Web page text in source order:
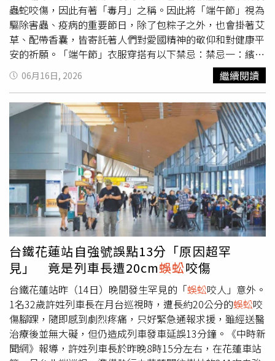
除以四，但我更期待六個人一起賺更多！」團員D’OM則
開玩笑說：「唯一比較可惜的就是，我的單人宿舍時光快結
束了！」一句話也透露了這兩位當兵的成員即將倒數，讓粉
絲期待不已。值得一提的是，四人也搶先透露已偷偷準備退
伍驚喜，除了手作應援牌、零食背包外，還著手規劃「退伍
派對」迎接兩位哥哥回歸。SEVENTOEIGHT也曝光工作近
況，正式預告已悄悄進入閉關模式，全力籌備新作品，EXXI
义翔透露近期除了持續練習，也正積極準備新內容，希望盡
快帶著全新面貌與大家見面；王學駿則笑著向粉絲喊話：
「雖然很久沒見面，但我們閉關訓練很充實，也在準備新的
作品，EECH們不要爬牆去追別人，記得回來找我們！」
JAGGER柏佑更進一步透露，這次回歸將會是團體的重要轉
變，未來作品方向希望從團員自身出發，把更多真實故事、
夢想與成長歷程放進音樂創作中，「希望能帶給大家更多關
於音樂與故事性的內容，請大家再等等我們！」
SEVENTOEIGHT入伍的團員即將退伍。（圖／THE
HYUNDAI 現代百貨提供）
蟲蛇咬傷，因此有著「毒月」之稱。因此將「端午節」視為
驅除害蟲、疫病的重要節日，除了包粽子之外，也會掛著艾
草、配帶香囊，皆寄託著人們對愛國精神的敬仰和對健康平
安的祈願。「端午節」衣服穿搭有以下禁忌：禁忌一：繽紛
艷麗之衣屈原是戰國時代楚國人，忠心愛國，無奈楚王聽信
奸臣的話，導致京都被秦軍攻破，讓他感到失望，於是投汩
羅江自盡。為了不讓屈原屍體被魚蝦吃掉，就在江裡投下許
多用竹葉包裹的米食（粽子），並且競相划船（賽龍舟）希
望找到屈原的屍體。因此這一天，不宜穿上繽紛艷麗服飾，
秉持莊重儀態以示尊重。不僅如此，舉凡高飽和色彩、螢光
色單品都屬於禁忌。文化觀點中被認為與節令陰陽不符，恐
有擾亂氣場或「逆節而行」的象徵。禁忌二：破損之衣俗云
「人要衣裝，佛要金裝」，衣服象徵人的精神面貌。破損衣
物被視為不吉利，有破損、漏財、衰敗之氣，同時也象徵著
財運流失或運勢低落等不祥徵兆。「端午節」的穿搭不要有
鏤空、破損、磨損的服裝款式。禁忌三：穿紅色衣「端午
節」是屈原忠心愛國，卻因為被誣陷，只能眼看國家滅亡而
投江自盡，對於這位千古感動人心的歷史人物，舉國上下在
「端午節」為其哀悼。因此，在端午節穿著象徵喜慶的紅色
衣服，往往被視為對這位偉人不敬，甚至被認為是逆天而
行，容易招來晦氣。禁忌四：薄衣、背心五月時節屬於陰雨
綿綿，天氣不穩定，早晚氣溫變化大，也是大量蚊蟲出沒的
時候，因此建議不穿薄衣、無袖背心，避免蚊蟲叮咬，導致
生病和感染的風險。禁忌五：曬衣服民俗有「端午不曬
06月16日, 2026 繼續閱讀
台鐵花蓮站自強號誤點13分「原因超罕
見」 竟是列車長遭20cm蜈蚣咬傷
台鐵花蓮站昨（14日）晚間發生罕見的「蜈蚣咬人」意外。
1名32歲許姓列車長在月台巡視時，遭長約20公分的蜈蚣咬
傷腳踝，隨即感到劇烈疼痛，只好緊急通報求援，雖經送醫
治療後並無大礙，但仍造成列車發車延誤13分鐘。《中時新
聞網》報導，許姓列車長於昨晚8時15分左右，在花蓮車站